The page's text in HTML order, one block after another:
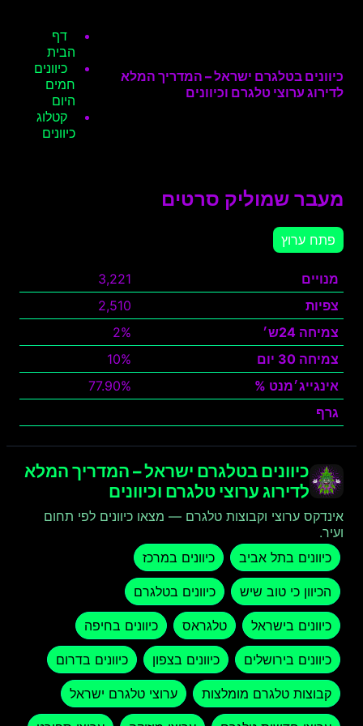
כיוונים בטלגרם ישראל – המדריך המלא
לדירוג ערוצי טלגרם וכיוונים
דף
הבית
כיוונים
חמים
היום
קטלוג
כיוונים
מעבר שמוליק סרטים
פתח ערוץ
מנויים
3,221
צפיות
2,510
צמיחה 24ש׳
2%
צמיחה 30 יום
10%
אינגייג׳מנט %
77.90%
גרף
כיוונים בטלגרם ישראל – המדריך המלא
לדירוג ערוצי טלגרם וכיוונים
אינדקס ערוצי וקבוצות טלגרם — מצאו כיוונים לפי תחום
ועיר.
כיוונים בתל אביב
כיוונים במרכז
הכיוון כי טוב שיש כיוונים בטלגרם
כיוונים בישראל טלגראס כיוונים בחיפה
כיוונים בירושלים כיוונים בצפון כיוונים בדרום
קבוצות טלגרם מומלצות ערוצי טלגרם ישראל